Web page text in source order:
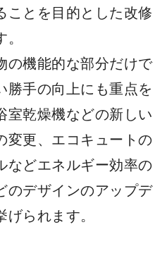
ことを目的とした改修
の機能的な部分だけで
勝手の向上にも重点を
室乾燥機などの新しい
変更、エコキュートの
などエネルギー効率の
のデザインのアップデ
られます。